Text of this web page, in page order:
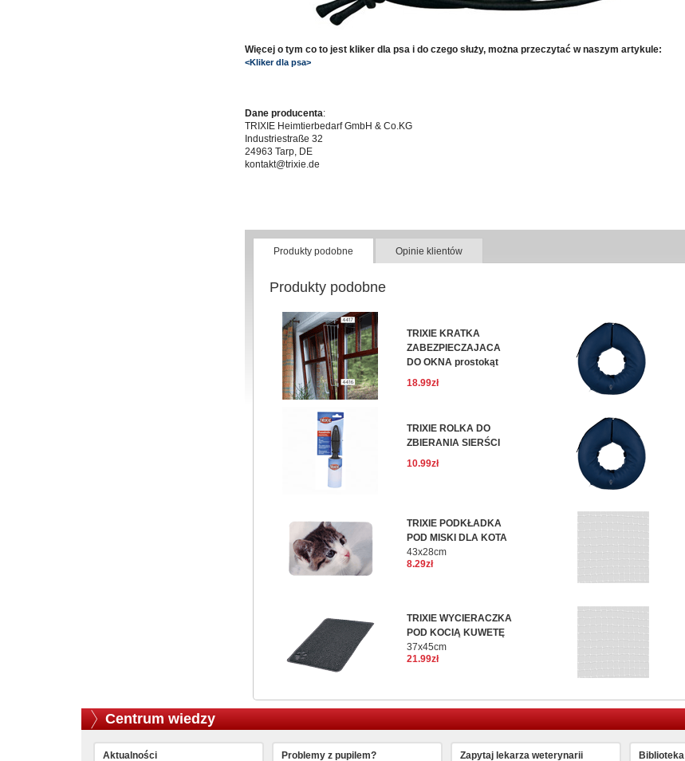
Więcej o tym co to jest kliker dla psa i do czego służy, można przeczytać w naszym artykule:
<Kliker dla psa>
Dane producenta:
TRIXIE Heimtierbedarf GmbH & Co.KG
Industriestraße 32
24963 Tarp, DE
kontakt@trixie.de
Produkty podobne Opinie klientów
Produkty podobne
TRIXIE KRATKA
ZABEZPIECZAJACA
DO OKNA prostokąt
18.99zł
TRIXIE ROLKA DO
ZBIERANIA SIERŚCI
10.99zł
TRIXIE PODKŁADKA
POD MISKI DLA KOTA
43x28cm
8.29zł
TRIXIE WYCIERACZKA
POD KOCIĄ KUWETĘ
37x45cm
21.99zł
Centrum wiedzy
Aktualności Problemy z pupilem? Zapytaj lekarza weterynarii Biblioteka